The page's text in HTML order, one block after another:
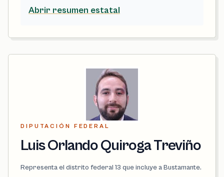
Abrir resumen estatal
DIPUTACIÓN FEDERAL
Luis Orlando Quiroga Treviño
Representa el distrito federal 13 que incluye a Bustamante.